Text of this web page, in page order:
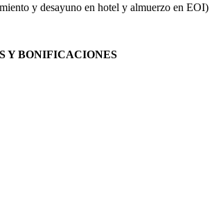
y desayuno en hotel y almuerzo en EOI)
Y BONIFICACIONES